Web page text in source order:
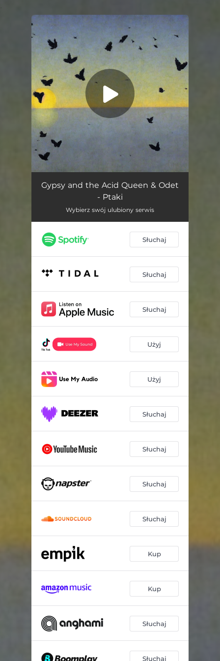
You're all set!
Ptaki 03:27
Gypsy and the Acid Queen & Odet
- Ptaki
Wybierz swój ulubiony serwis
Słuchaj
Słuchaj
Słuchaj
Użyj
Użyj
Słuchaj
Słuchaj
Słuchaj
Słuchaj
Kup
Kup
Słuchaj
Słuchaj